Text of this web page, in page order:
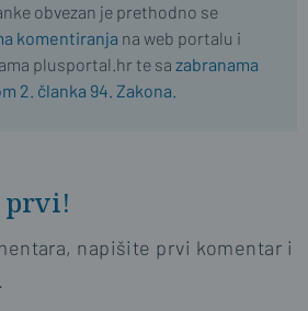
obvezan je prethodno se
komentiranja na web portalu i
plusportal.hr te sa zabranama
2. članka 94. Zakona.
prvi!
napišite prvi komentar i